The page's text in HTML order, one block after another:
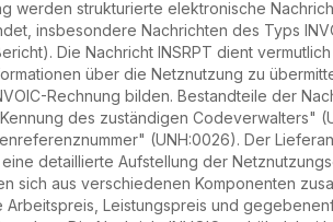
werden strukturierte elektronische
insbesondere Nachrichten des Typs
Die Nachricht INSRPT dient
über die Netznutzung zu
Rechnung bilden. Bestandteile der
des zuständigen Codeverwalters"
(UNH:0026). Der
detaillierte Aufstellung der
sich aus verschiedenen Komponenten
Arbeitspreis, Leistungspreis und